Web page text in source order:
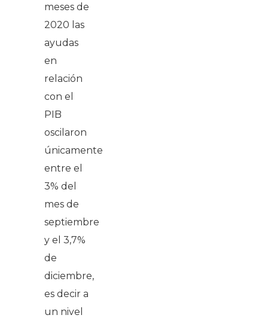
meses de
2020 las
ayudas
en
relación
con el
PIB
oscilaron
únicamente
entre el
3% del
mes de
septiembre
y el 3,7%
de
diciembre,
es decir a
un nivel